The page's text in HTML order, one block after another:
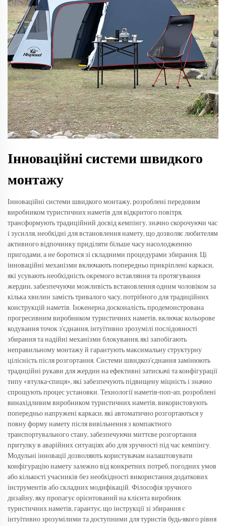
Інноваційні системи швидкого
монтажу
Інноваційні системи швидкого монтажу, розроблені передовим
виробником туристичних наметів для відкритого повітря,
трансформують традиційний досвід кемпінгу, значно скорочуючи час
і зусилля, необхідні для встановлення намету, що дозволяє любителям
активного відпочинку приділяти більше часу насолодженню
пригодами, а не боротися зі складними процедурами збирання. Ці
інноваційні механізми включають попередньо прикріплені каркаси,
які усувають необхідність окремого вставляння та протягування
жердин, забезпечуючи можливість встановлення одним чоловіком за
кілька хвилин замість тривалого часу, потрібного для традиційних
конструкцій наметів. Інженерна досконалість, продемонстрована
прогресивним виробником туристичних наметів, включає кольорове
кодування точок з'єднання, інтуїтивно зрозумілі послідовності
збирання та надійні механізми блокування, які запобігають
неправильному монтажу й гарантують максимальну структурну
цілісність після розгортання. Системи швидкоз’єднання замінюють
традиційні рукави для жердин на ефективні затискачі та конфігурації
типу «втулка-спиця», які забезпечують підвищену міцність і значно
спрощують процес установки. Технології наметів-поп-ап, розроблені
винахідливим виробником туристичних наметів, використовують
попередньо напружені каркаси, які автоматично розгортаються у
повну форму намету після вивільнення з компактного
транспортувального стану, забезпечуючи миттєве розгортання
притулку в аварійних ситуаціях або для зручності під час кемпінгу.
Модульні інновації дозволяють користувачам налаштовувати
конфігурацію намету залежно від конкретних потреб, погодних умов
або кількості учасників без необхідності використання додаткових
інструментів або складних модифікацій. Філософія зручного
дизайну, яку пропагує орієнтований на клієнта виробник
туристичних наметів, гарантує, що інструкції зі збирання є
інтуїтивно зрозумілими та доступними для туристів будь-якого рівня